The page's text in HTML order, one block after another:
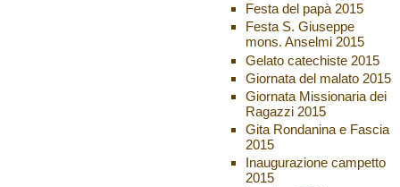
Festa del papà 2015
Festa S. Giuseppe
mons. Anselmi 2015
Gelato catechiste 2015
Giornata del malato 2015
Giornata Missionaria dei
Ragazzi 2015
Gita Rondanina e Fascia
2015
Inaugurazione campetto
2015